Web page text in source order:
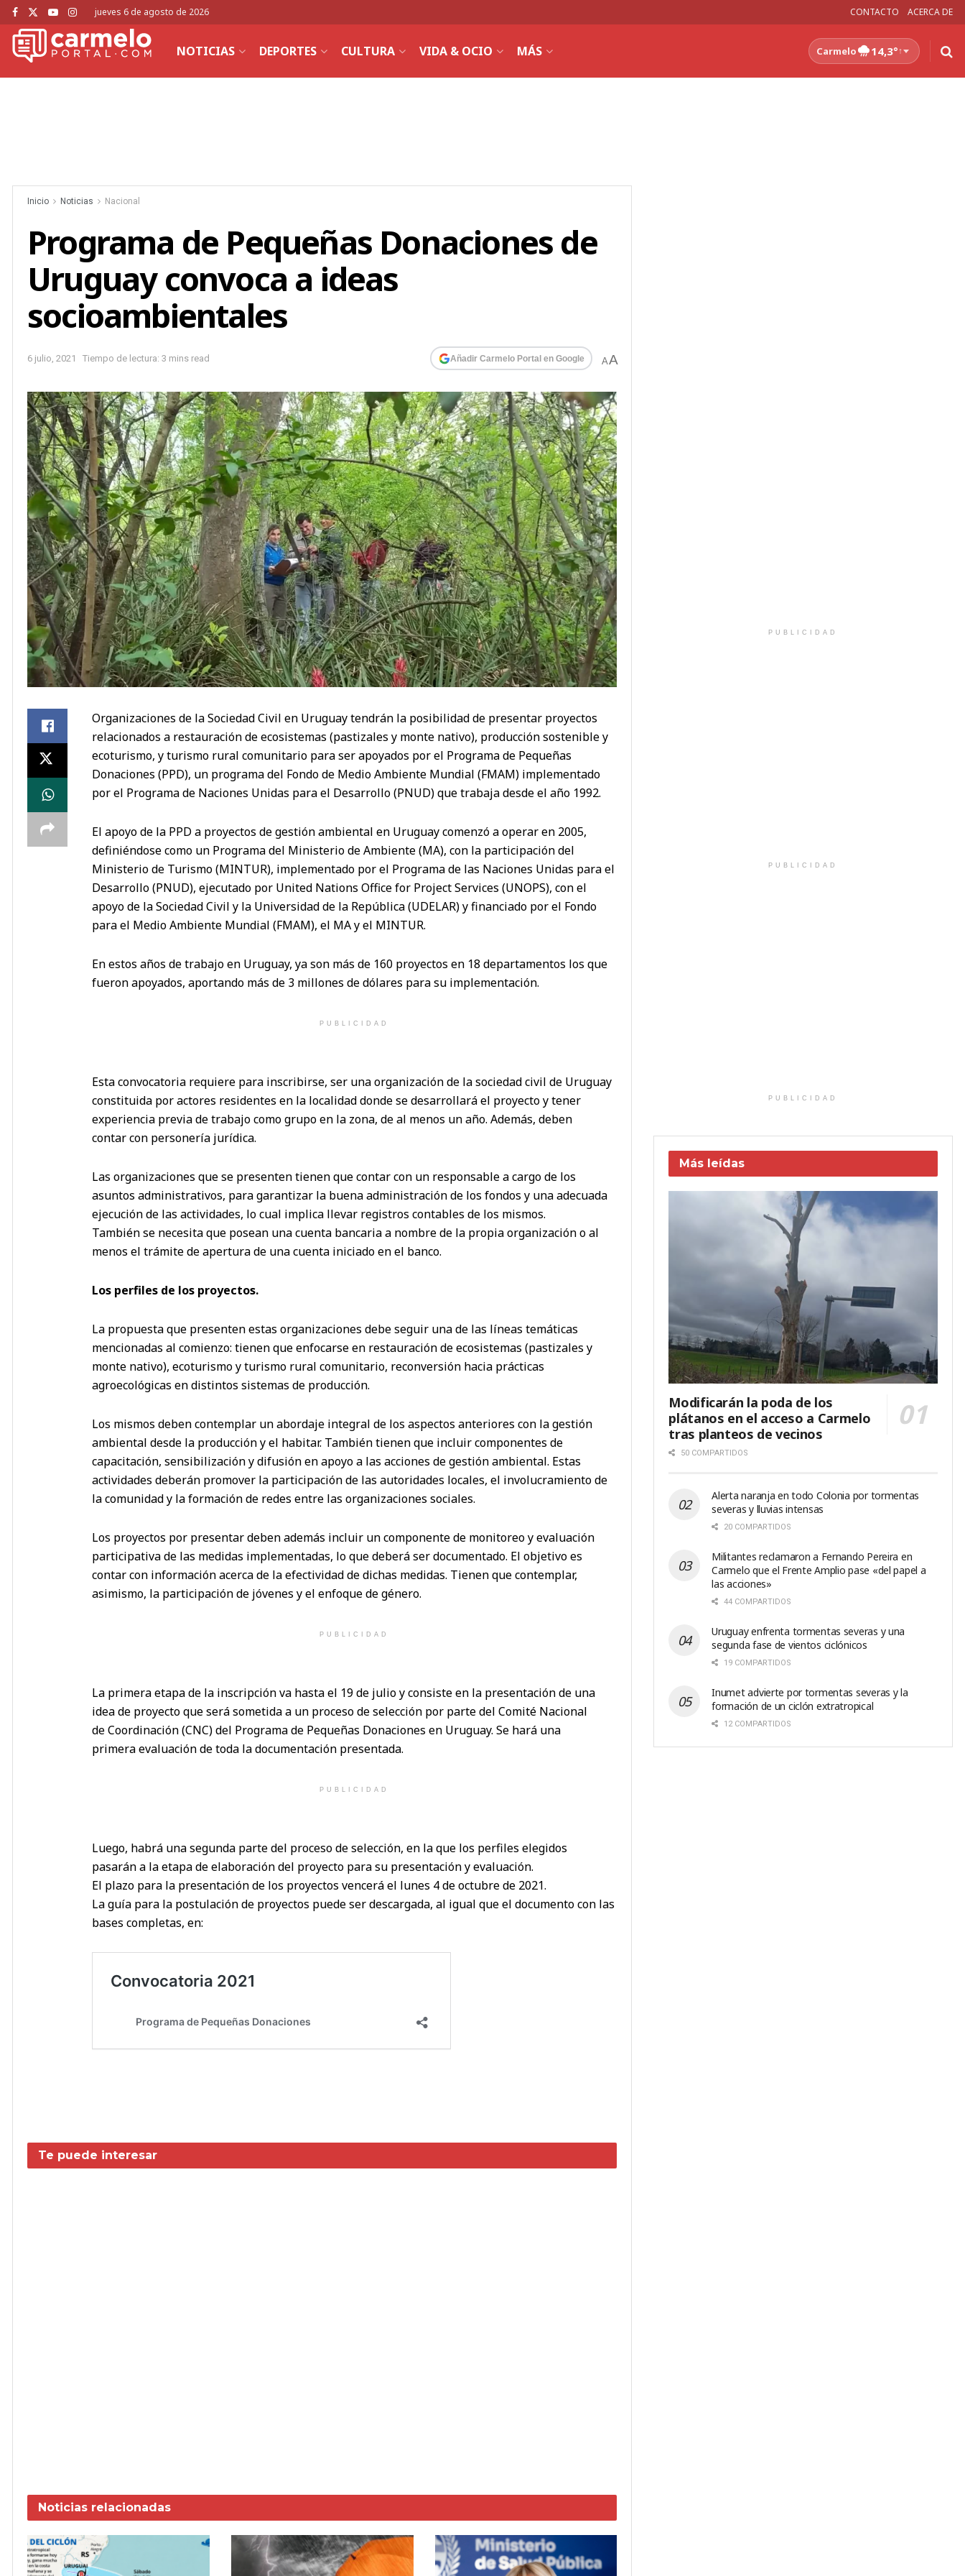
jueves 6 de agosto de 2026 CONTACTO ACERCA DE
NOTICIAS DEPORTES CULTURA VIDA & OCIO MÁS Carmelo 14,3°↑
Inicio Noticias Nacional
Programa de Pequeñas Donaciones de
Uruguay convoca a ideas
socioambientales
6 julio, 2021 Tiempo de lectura: 3 mins read Añadir Carmelo Portal en Google AA
Organizaciones de la Sociedad Civil en Uruguay tendrán la posibilidad de presentar proyectos
relacionados a restauración de ecosistemas (pastizales y monte nativo), producción sostenible y
ecoturismo, y turismo rural comunitario para ser apoyados por el Programa de Pequeñas
Donaciones (PPD), un programa del Fondo de Medio Ambiente Mundial (FMAM) implementado
por el Programa de Naciones Unidas para el Desarrollo (PNUD) que trabaja desde el año 1992.
El apoyo de la PPD a proyectos de gestión ambiental en Uruguay comenzó a operar en 2005,
definiéndose como un Programa del Ministerio de Ambiente (MA), con la participación del
Ministerio de Turismo (MINTUR), implementado por el Programa de las Naciones Unidas para el
Desarrollo (PNUD), ejecutado por United Nations Office for Project Services (UNOPS), con el
apoyo de la Sociedad Civil y la Universidad de la República (UDELAR) y financiado por el Fondo
para el Medio Ambiente Mundial (FMAM), el MA y el MINTUR.
En estos años de trabajo en Uruguay, ya son más de 160 proyectos en 18 departamentos los que
fueron apoyados, aportando más de 3 millones de dólares para su implementación.
PUBLICIDAD
Esta convocatoria requiere para inscribirse, ser una organización de la sociedad civil de Uruguay
constituida por actores residentes en la localidad donde se desarrollará el proyecto y tener
experiencia previa de trabajo como grupo en la zona, de al menos un año. Además, deben
contar con personería jurídica.
Las organizaciones que se presenten tienen que contar con un responsable a cargo de los
asuntos administrativos, para garantizar la buena administración de los fondos y una adecuada
ejecución de las actividades, lo cual implica llevar registros contables de los mismos.
También se necesita que posean una cuenta bancaria a nombre de la propia organización o al
menos el trámite de apertura de una cuenta iniciado en el banco.
Los perfiles de los proyectos.
La propuesta que presenten estas organizaciones debe seguir una de las líneas temáticas
mencionadas al comienzo: tienen que enfocarse en restauración de ecosistemas (pastizales y
monte nativo), ecoturismo y turismo rural comunitario, reconversión hacia prácticas
agroecológicas en distintos sistemas de producción.
Los mismos deben contemplar un abordaje integral de los aspectos anteriores con la gestión
ambiental desde la producción y el habitar. También tienen que incluir componentes de
capacitación, sensibilización y difusión en apoyo a las acciones de gestión ambiental. Estas
actividades deberán promover la participación de las autoridades locales, el involucramiento de
la comunidad y la formación de redes entre las organizaciones sociales.
Los proyectos por presentar deben además incluir un componente de monitoreo y evaluación
participativa de las medidas implementadas, lo que deberá ser documentado. El objetivo es
contar con información acerca de la efectividad de dichas medidas. Tienen que contemplar,
asimismo, la participación de jóvenes y el enfoque de género.
PUBLICIDAD
La primera etapa de la inscripción va hasta el 19 de julio y consiste en la presentación de una
idea de proyecto que será sometida a un proceso de selección por parte del Comité Nacional
de Coordinación (CNC) del Programa de Pequeñas Donaciones en Uruguay. Se hará una
primera evaluación de toda la documentación presentada.
PUBLICIDAD
Luego, habrá una segunda parte del proceso de selección, en la que los perfiles elegidos
pasarán a la etapa de elaboración del proyecto para su presentación y evaluación.
El plazo para la presentación de los proyectos vencerá el lunes 4 de octubre de 2021.
La guía para la postulación de proyectos puede ser descargada, al igual que el documento con las
bases completas, en:
Te puede interesar
Noticias relacionadas
PUBLICIDAD
PUBLICIDAD
PUBLICIDAD
Más leídas
Modificarán la poda de los
plátanos en el acceso a Carmelo
tras planteos de vecinos
50 COMPARTIDOS
Alerta naranja en todo Colonia por tormentas
severas y lluvias intensas
20 COMPARTIDOS
Militantes reclamaron a Fernando Pereira en
Carmelo que el Frente Amplio pase «del papel a
las acciones»
44 COMPARTIDOS
Uruguay enfrenta tormentas severas y una
segunda fase de vientos ciclónicos
19 COMPARTIDOS
Inumet advierte por tormentas severas y la
formación de un ciclón extratropical
12 COMPARTIDOS